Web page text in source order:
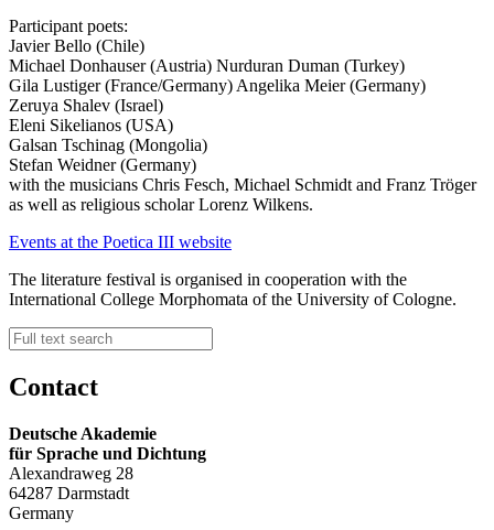
Participant poets:
Javier Bello (Chile)
Michael Donhauser (Austria) Nurduran Duman (Turkey)
Gila Lustiger (France/Germany) Angelika Meier (Germany)
Zeruya Shalev (Israel)
Eleni Sikelianos (USA)
Galsan Tschinag (Mongolia)
Stefan Weidner (Germany)
with the musicians Chris Fesch, Michael Schmidt and Franz Tröger
as well as religious scholar Lorenz Wilkens.
Events at the Poetica III website
The literature festival is organised in cooperation with the
International College Morphomata of the University of Cologne.
Contact
Deutsche Akademie
für Sprache und Dichtung
Alexandraweg 28
64287 Darmstadt
Germany